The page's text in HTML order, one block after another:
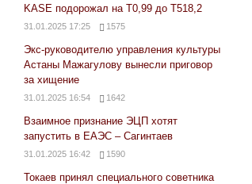
KASE подорожал на Т0,99 до Т518,2
31.01.2025 17:25 1575
Экс-руководителю управления культуры
Астаны Мажагулову вынесли приговор
за хищение
31.01.2025 16:54 1642
Взаимное признание ЭЦП хотят
запустить в ЕАЭС – Сагинтаев
31.01.2025 16:42 1590
Токаев принял специального советника